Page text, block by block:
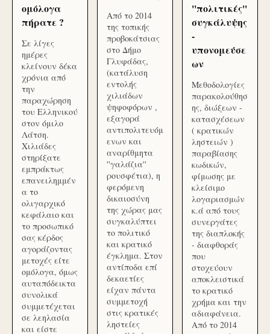
ομόλογα
πήρατε ?
Σε λίγες
ημέρες
κλείνουν δέκα
χρόνια από
την
παραχώρηση
του Ελληνικού
στον όμιλο
Λάτση.
Χιλιάδες
στηρίξατε
εμπράκτως
επανειλημμέν
α το
ολιγαρχικό
κεφάλαιο και
το προσωπικό
σας κέρδος
αγοράζοντας
μετοχές είτε
ομόλογα, όμως
αυταπόδεικτα
συνολικά
συμμετέχεται
σε λεηλασία
και είστε
Από το 2014
της τοπικής
προβοκάτσιας
στο Δήμο
Γλυφάδας,
(κατάλυση
εντολής
χιλιάδων
ψηφοφόρων ,
εξαγορά
αντιπολιτευόμ
ενων και
αναρίθμητα
''γαλάζια''
ρουσφέτια), η
φερόμενη
δικαιοσύνη
της χώρας μας
συγκαλύπτει
το πολιτικό
και κρατικό
έγκλημα. Στον
αντίποδα επί
δεκαετίες
είχαν πάντα
συμμετοχή
στις κρατικές
ληστείες
''πολιτικές''
συγκάλυψης
-
υπονομεύσε
ων
Μεθοδολογίες
παρακολούθησ
ης, διώξεων -
κατασχέσεων
( κρατικών
ληστειών )
παραβίασης
κωδικών,
φίμωσης με
κλείσιμο
λογαριασμών
κ.ά από τους
συνεργάτες
της διαπλοκής
- διαφθοράς
που
στοχεύουν
αποκλειστικά
το κρατικό
χρήμα και την
αδιαφάνεια.
Από το 2014